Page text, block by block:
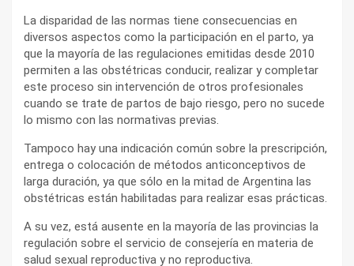
La disparidad de las normas tiene consecuencias en
diversos aspectos como la participación en el parto, ya
que la mayoría de las regulaciones emitidas desde 2010
permiten a las obstétricas conducir, realizar y completar
este proceso sin intervención de otros profesionales
cuando se trate de partos de bajo riesgo, pero no sucede
lo mismo con las normativas previas.
Tampoco hay una indicación común sobre la prescripción,
entrega o colocación de métodos anticonceptivos de
larga duración, ya que sólo en la mitad de Argentina las
obstétricas están habilitadas para realizar esas prácticas.
A su vez, está ausente en la mayoría de las provincias la
regulación sobre el servicio de consejería en materia de
salud sexual reproductiva y no reproductiva.